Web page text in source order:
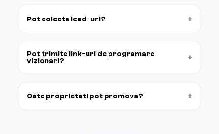
Pot colecta lead-uri? +
Pot trimite link-uri de programare
vizionari?
+
Cate proprietati pot promova? +